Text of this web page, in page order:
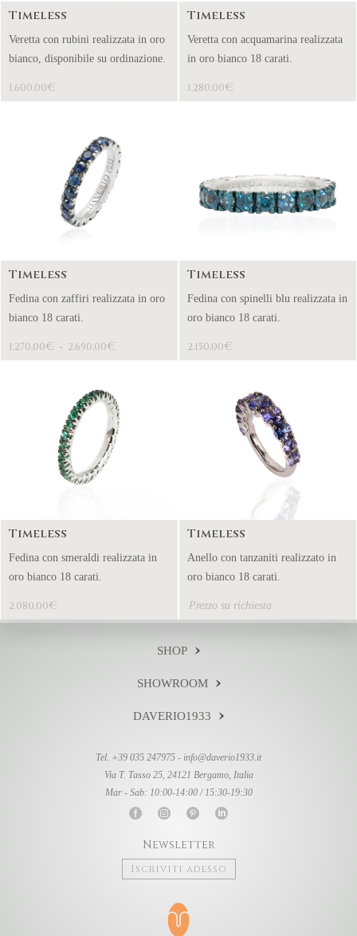
Timeless
Veretta con rubini realizzata in oro
bianco, disponibile su ordinazione.
1.600,00€
Timeless
Veretta con acquamarina realizzata
in oro bianco 18 carati.
1.280,00€
Timeless
Fedina con zaffiri realizzata in oro
bianco 18 carati.
1.270,00€ - 2.690,00€
Timeless
Fedina con spinelli blu realizzata in
oro bianco 18 carati.
2.150,00€
Timeless
Fedina con smeraldi realizzata in
oro bianco 18 carati.
2.080,00€
Timeless
Anello con tanzaniti realizzato in
oro bianco 18 carati.
Prezzo su richiesta
SHOP
SHOWROOM
DAVERIO1933
Tel. +39 035 247975 - info@daverio1933.it
Via T. Tasso 25, 24121 Bergamo, Italia
Mar - Sab: 10:00-14:00 / 15:30-19:30
Newsletter
Iscriviti adesso